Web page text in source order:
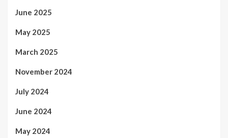
June 2025
May 2025
March 2025
November 2024
July 2024
June 2024
May 2024